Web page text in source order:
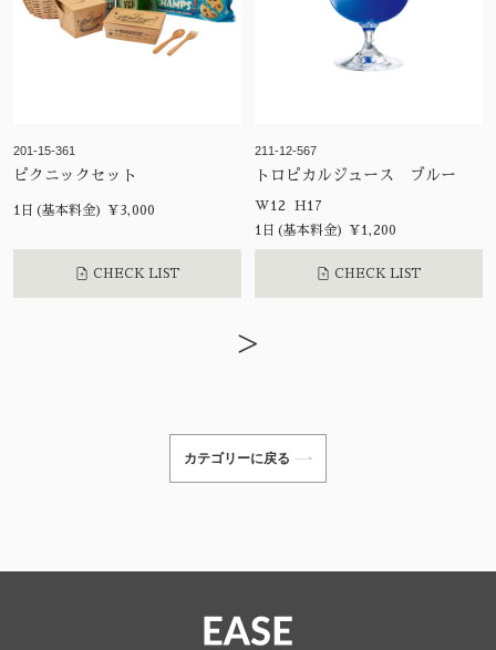
201-15-361
ピクニックセット
1日(基本料金) ¥3,000
CHECK LIST
211-12-567
トロピカルジュース ブルー
W12 H17
1日(基本料金) ¥1,200
CHECK LIST
>
カテゴリーに戻る